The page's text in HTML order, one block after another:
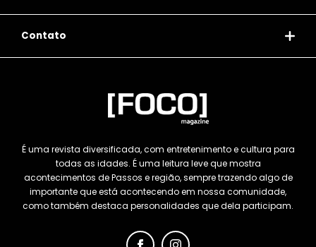
Contato
É uma revista diversificada, com entretenimento e cultura para
todas as idades. É uma leitura leve que mostra
acontecimentos de Passos e região, sempre trazendo algo de
importante que está acontecendo em nossa comunidade,
como também destaca personalidades que dela participam.